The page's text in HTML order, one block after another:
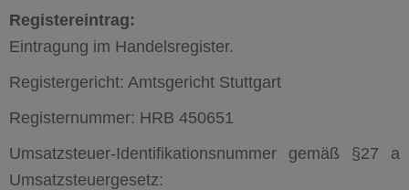
Registereintrag:
Eintragung im Handelsregister.
Registergericht: Amtsgericht Stuttgart
Registernummer: HRB 450651
Umsatzsteuer-Identifikationsnummer gemäß §27 a
Umsatzsteuergesetz: